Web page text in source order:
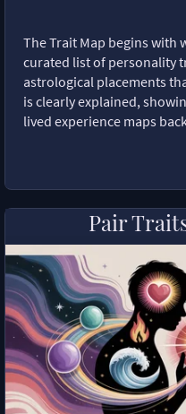
The Trait Map begins with
curated list of personality
astrological placements
is clearly explained,
lived experience maps
Pair